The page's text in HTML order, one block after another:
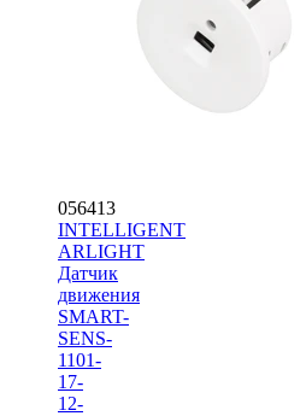
056413
INTELLIGENT
ARLIGHT
Датчик
движения
SMART-
SENS-
1101-
17-
12-